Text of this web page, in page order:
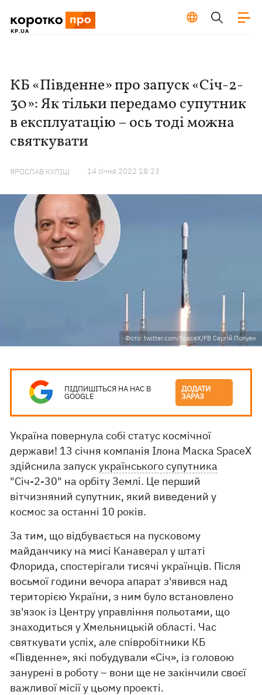
КБ «Південне» про запуск «Січ-2-
30»: Як тільки передамо супутник
в експлуатацію – ось тоді можна
святкувати
ЯРОСЛАВ КУЛІШ 14 сiчня 2022 18:23
Фото: twitter.com/SpaceX/FB Сергій Полуян
ПІДПИШІТЬСЯ НА НАС В
GOOGLE
ДОДАТИ
ЗАРАЗ
Україна повернула собі статус космічної
держави! 13 січня компанія Ілона Маска SpaceX
здійснила запускукраїнського супутника
"Січ-2-30" на орбіту Землі. Це перший
вітчизняний супутник, який виведений у
космос за останні 10 років.
За тим, що відбувається на пусковому
майданчику на мисі Канаверал у штаті
Флорида, спостерігали тисячі українців. Після
восьмої години вечора апарат з'явився над
територією України, з ним було встановлено
зв'язок із Центру управління польотами, що
знаходиться у Хмельницькій області. Час
святкувати успіх, але співробітники КБ
«Південне», які побудували «Січ», із головою
занурені в роботу – вони ще не закінчили своєї
важливої місії у цьому проекті.